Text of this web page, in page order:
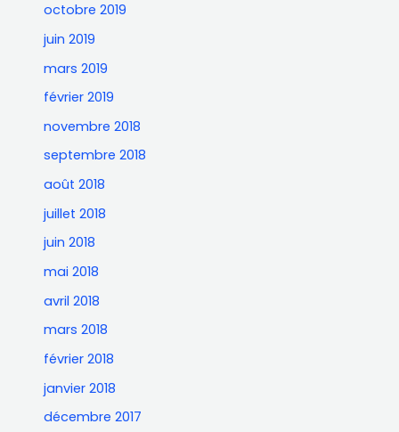
octobre 2019
juin 2019
mars 2019
février 2019
novembre 2018
septembre 2018
août 2018
juillet 2018
juin 2018
mai 2018
avril 2018
mars 2018
février 2018
janvier 2018
décembre 2017